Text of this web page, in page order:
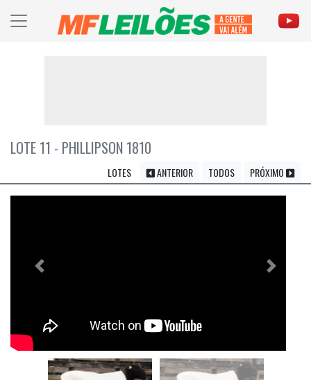
LOTE 11 - PHILLIPSON 1810
LOTES ANTERIOR TODOS PRÓXIMO
Previous Próximo